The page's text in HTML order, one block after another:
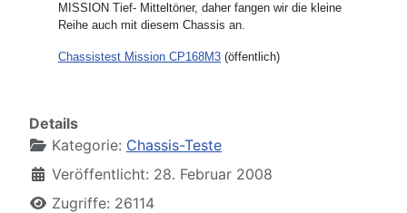
MISSION Tief- Mitteltöner, daher fangen wir die kleine
Reihe auch mit diesem Chassis an.
Chassistest Mission CP168M3 (öffentlich)
Details
Kategorie: Chassis-Teste
Veröffentlicht: 28. Februar 2008
Zugriffe: 26114